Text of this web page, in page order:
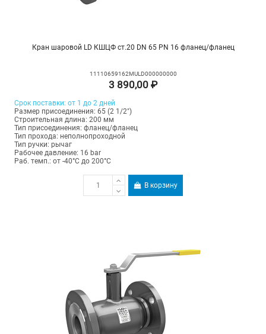
Кран шаровой LD КШЦФ ст.20 DN 65 PN 16 фланец/фланец
11110659162MULD000000000
3 890,00 ₽
Срок поставки: от 1 до 2 дней
Размер присоединения: 65 (2 1/2")
Строительная длина: 200 мм
Тип присоединения: фланец/фланец
Тип прохода: неполнопроходной
Тип ручки: рычаг
Рабочее давление: 16 bar
Раб. темп.: от -40°C до 200°C
В корзину